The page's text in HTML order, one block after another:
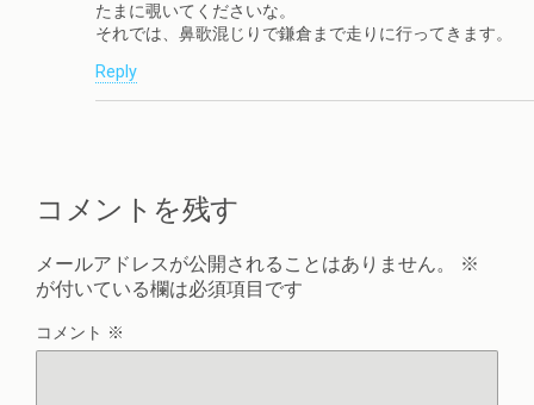
たまに覗いてくださいな。
それでは、鼻歌混じりで鎌倉まで走りに行ってきます。
Reply
コメントを残す
メールアドレスが公開されることはありません。
※
が付いている欄は必須項目です
コメント ※